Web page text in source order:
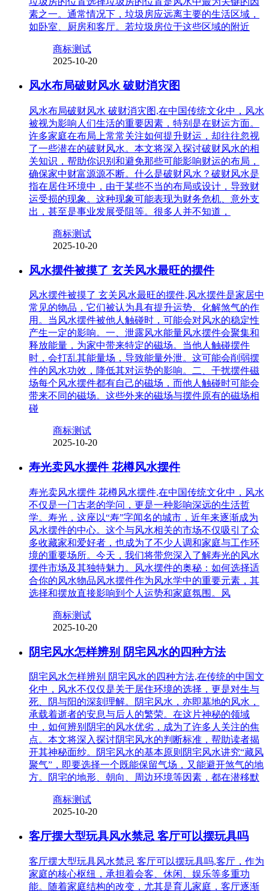
素之一。通常情况下，垃圾房应远离主要的生活区域，
如卧室、厨房和客厅。若垃圾房位于这些区域的附近
商标测试
2025-10-20
风水布局破财风水 破财消灾图
风水布局破财风水 破财消灾图,在中国传统文化中，风水
被视为影响人们生活的重要因素，特别是在财运方面。
许多家庭在布局上常常关注如何提升财运，却往往忽视
了一些潜在的破财风水。本文将深入探讨破财风水的相
关知识，帮助你识别和避免那些可能影响财运的布局，
确保家中财富源源不断。什么是破财风水？破财风水是
指在居住环境中，由于某些不当的布局或设计，导致财
运受损的现象。这种现象可能表现为财务危机、意外支
出，甚至是事业发展受阻等。很多人并不知道，
商标测试
2025-10-20
风水摆件被摸了 玄关风水最旺的摆件
风水摆件被摸了 玄关风水最旺的摆件,风水摆件是家居中
常见的物品，它们被认为具有提升运势、化解煞气的作
用。当风水摆件被他人触碰时，可能会对风水的稳定性
产生一定的影响。一、泄露风水能量风水摆件会聚集和
释放能量，为家中带来特定的磁场。当他人触碰摆件
时，会打乱其能量场，导致能量外泄。这可能会削弱摆
件的风水功效，降低其对运势的影响。二、干扰摆件磁
场每个风水摆件都有自己的磁场，而他人触碰时可能会
带来不同的磁场。这些外来的磁场与摆件原有的磁场相
碰
商标测试
2025-10-20
寿光卖风水摆件 花樽风水摆件
寿光卖风水摆件 花樽风水摆件,在中国传统文化中，风水
不仅是一门古老的学问，更是一种影响深远的生活哲
学。寿光，这座以“寿”字闻名的城市，近年来逐渐成为
风水摆件的中心。这个与风水相关的市场不仅吸引了众
多收藏家和爱好者，也成为了不少人调和家庭与工作环
境的重要场所。今天，我们将带您深入了解寿光的风水
摆件市场及其独特魅力。风水摆件的奥秘：如何选择适
合你的风水物品风水摆件作为风水学中的重要元素，其
选择和摆放直接影响到个人运势和家庭氛围。风
商标测试
2025-10-20
阴宅风水怎样辨别 阴宅风水的四种方法
阴宅风水怎样辨别 阴宅风水的四种方法,在传统的中国文
化中，风水不仅仅是关于居住环境的选择，更是对生与
死、阴与阳的深刻理解。阴宅风水，亦即墓地的风水，
承载着逝者的安息与后人的繁荣。在这片神秘的领域
中，如何辨别阴宅的风水优劣，成为了许多人关注的焦
点。本文将深入探讨阴宅风水的判断标准，帮助读者揭
开其神秘面纱。阴宅风水的基本原则阴宅风水讲究“藏风
聚气”，即要选择一个既能保留气场，又能避开煞气的地
方。阴宅的地形、朝向、周边环境等因素，都在潜移默
商标测试
2025-10-20
客厅摆大型玩具风水禁忌 客厅可以摆玩具吗
客厅摆大型玩具风水禁忌 客厅可以摆玩具吗,客厅，作为
家庭的核心枢纽，承担着会客、休闲、娱乐等多重功
能。随着家庭结构的改变，尤其是育儿家庭，客厅逐渐